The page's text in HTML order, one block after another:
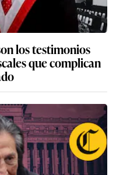
los testimonios
que complican